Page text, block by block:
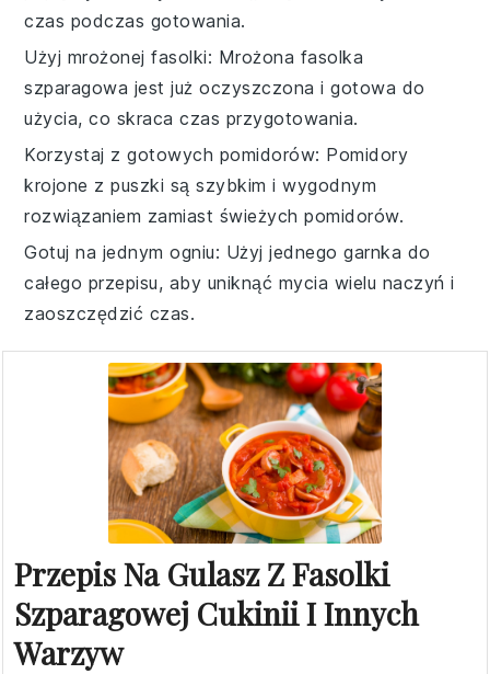
czas podczas gotowania.
Użyj mrożonej fasolki: Mrożona fasolka
szparagowa jest już oczyszczona i gotowa do
użycia, co skraca czas przygotowania.
Korzystaj z gotowych pomidorów: Pomidory
krojone z puszki są szybkim i wygodnym
rozwiązaniem zamiast świeżych pomidorów.
Gotuj na jednym ogniu: Użyj jednego garnka do
całego przepisu, aby uniknąć mycia wielu naczyń i
zaoszczędzić czas.
Przepis Na Gulasz Z Fasolki
Szparagowej Cukinii I Innych
Warzyw